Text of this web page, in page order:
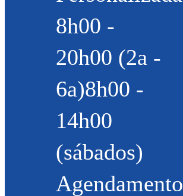
8h00 -
20h00 (2a -
6a)8h00 -
14h00
(sábados)
Agendamento